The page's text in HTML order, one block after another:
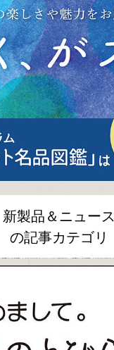
新製品＆ニュース
の記事カテゴリ